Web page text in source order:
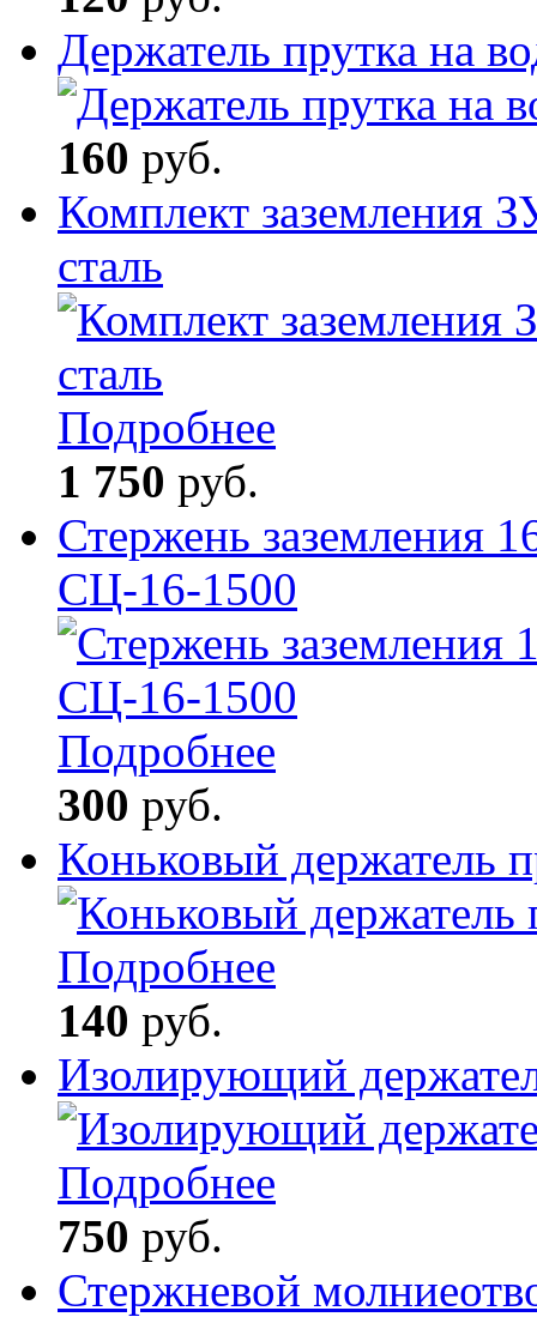
Держатель прутка на
160 руб.
Комплект заземления
сталь
Подробнее
1 750 руб.
Стержень заземления
СЦ-16-1500
Подробнее
300 руб.
Коньковый держатель
Подробнее
140 руб.
Изолирующий
Подробнее
750 руб.
Стержневой